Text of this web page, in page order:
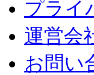
プライ
運営会
お問い